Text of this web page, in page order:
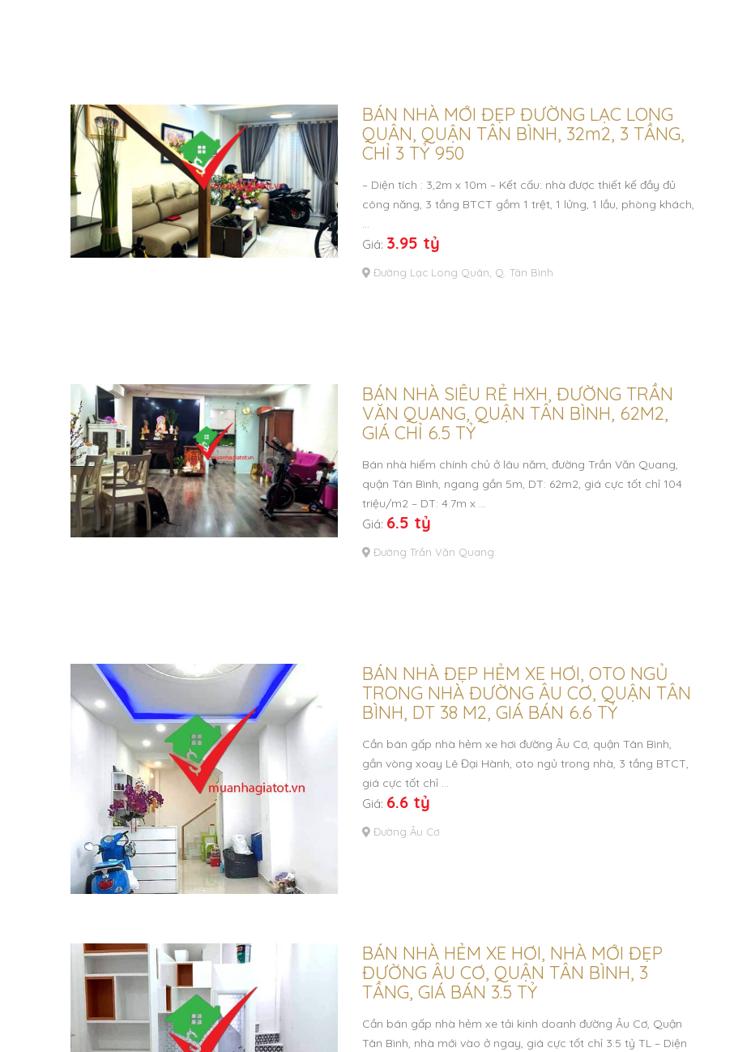
BÁN NHÀ MỚI ĐẸP ĐƯỜNG LẠC LONG
QUÂN, QUẬN TÂN BÌNH, 32m2, 3 TẦNG,
CHỈ 3 TỶ 950
– Diện tích : 3,2m x 10m – Kết cấu: nhà được thiết kế đầy đủ
công năng, 3 tầng BTCT gồm 1 trệt, 1 lửng, 1 lầu, phòng khách,
…
Giá: 3.95 tỷ
Đường Lạc Long Quân, Q. Tân Bình
BÁN NHÀ SIÊU RẺ HXH, ĐƯỜNG TRẦN
VĂN QUANG, QUẬN TÂN BÌNH, 62M2,
GIÁ CHỈ 6.5 TỶ
Bán nhà hiếm chính chủ ở lâu năm, đường Trần Văn Quang,
quận Tân Bình, ngang gần 5m, DT: 62m2, giá cực tốt chỉ 104
triệu/m2 – DT: 4.7m x …
Giá: 6.5 tỷ
Đường Trần Văn Quang
BÁN NHÀ ĐẸP HẺM XE HƠI, OTO NGỦ
TRONG NHÀ ĐƯỜNG ÂU CƠ, QUẬN TÂN
BÌNH, DT 38 M2, GIÁ BÁN 6.6 TỶ
Cần bán gấp nhà hẻm xe hơi đường Âu Cơ, quận Tân Bình,
gần vòng xoay Lê Đại Hành, oto ngủ trong nhà, 3 tầng BTCT,
giá cực tốt chỉ …
Giá: 6.6 tỷ
Đường Âu Cơ
BÁN NHÀ HẺM XE HƠI, NHÀ MỚI ĐẸP
ĐƯỜNG ÂU CƠ, QUẬN TÂN BÌNH, 3
TẦNG, GIÁ BÁN 3.5 TỶ
Cần bán gấp nhà hẻm xe tải kinh doanh đường Âu Cơ, Quận
Tân Bình, nhà mới vào ở ngay, giá cực tốt chỉ 3.5 tỷ TL – Diện